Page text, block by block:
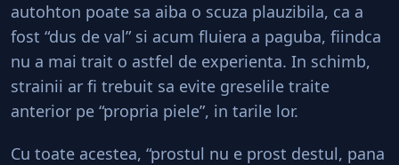
autohton poate sa aiba o scuza plauzibila, ca a
fost “dus de val” si acum fluiera a paguba, fiindca
nu a mai trait o astfel de experienta. In schimb,
strainii ar fi trebuit sa evite greselile traite
anterior pe “propria piele”, in tarile lor.
Cu toate acestea, “prostul nu e prost destul, pana